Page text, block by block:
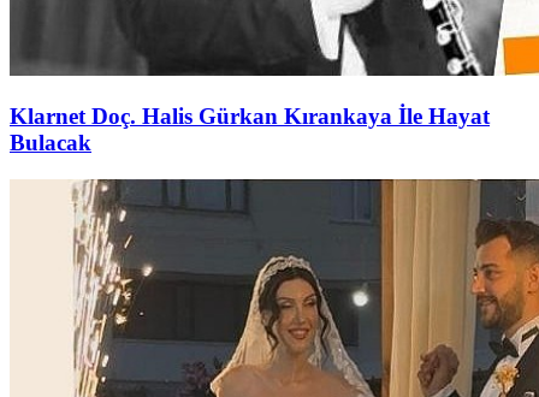
Klarnet Doç. Halis Gürkan Kırankaya İle Hayat
Bulacak